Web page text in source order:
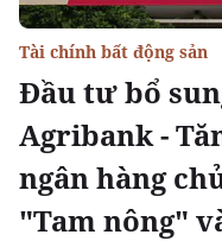
Đầu tư bổ
Agribank -
ngân hàng
"Tam nông"
Tài chính bất động sản